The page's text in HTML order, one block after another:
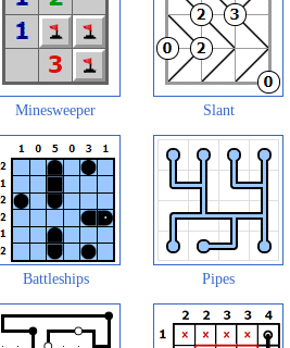
Minesweeper Slant
Battleships Pipes